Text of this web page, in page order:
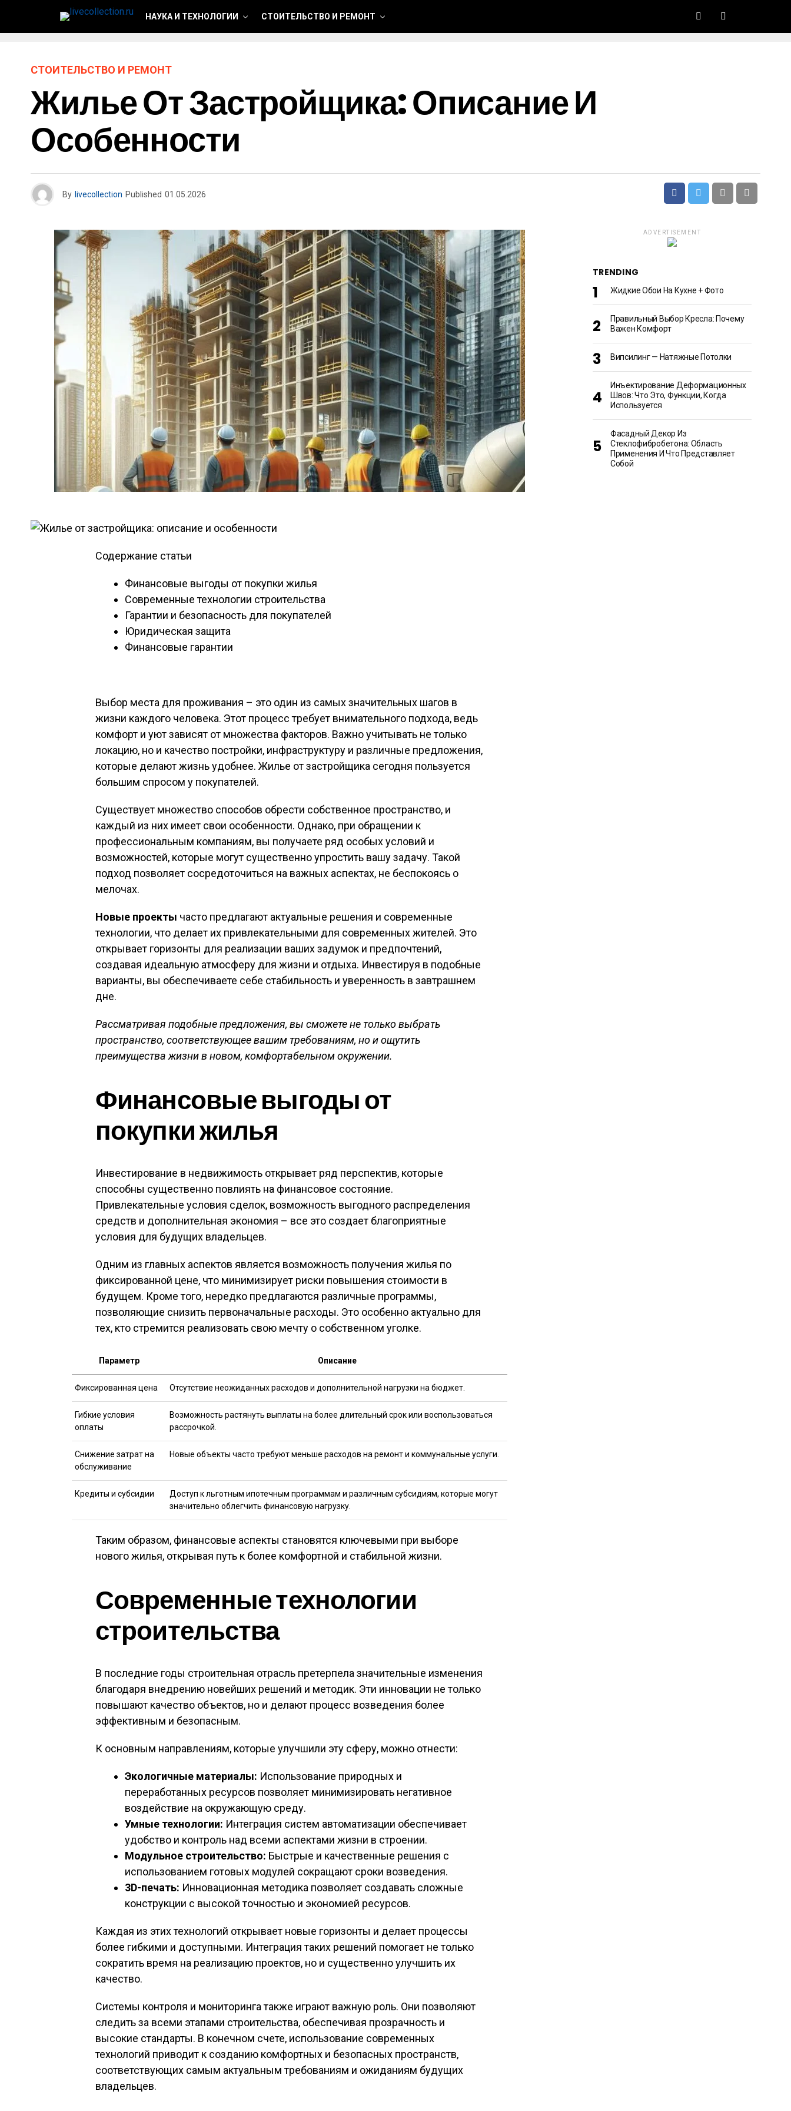
НАУКА И ТЕХНОЛОГИИ СТОИТЕЛЬСТВО И РЕМОНТ
СТОИТЕЛЬСТВО И РЕМОНТ
Жилье От Застройщика: Описание И
Особенности
By livecollection Published 01.05.2026
Содержание статьи
Финансовые выгоды от покупки жилья
Современные технологии строительства
Гарантии и безопасность для покупателей
Юридическая защита
Финансовые гарантии
Выбор места для проживания – это один из самых значительных шагов в
жизни каждого человека. Этот процесс требует внимательного подхода, ведь
комфорт и уют зависят от множества факторов. Важно учитывать не только
локацию, но и качество постройки, инфраструктуру и различные предложения,
которые делают жизнь удобнее. Жилье от застройщика сегодня пользуется
большим спросом у покупателей.
Существует множество способов обрести собственное пространство, и
каждый из них имеет свои особенности. Однако, при обращении к
профессиональным компаниям, вы получаете ряд особых условий и
возможностей, которые могут существенно упростить вашу задачу. Такой
подход позволяет сосредоточиться на важных аспектах, не беспокоясь о
мелочах.
Новые проекты часто предлагают актуальные решения и современные
технологии, что делает их привлекательными для современных жителей. Это
открывает горизонты для реализации ваших задумок и предпочтений,
создавая идеальную атмосферу для жизни и отдыха. Инвестируя в подобные
варианты, вы обеспечиваете себе стабильность и уверенность в завтрашнем
дне.
Рассматривая подобные предложения, вы сможете не только выбрать
пространство, соответствующее вашим требованиям, но и ощутить
преимущества жизни в новом, комфортабельном окружении.
Финансовые выгоды от
покупки жилья
Инвестирование в недвижимость открывает ряд перспектив, которые
способны существенно повлиять на финансовое состояние.
Привлекательные условия сделок, возможность выгодного распределения
средств и дополнительная экономия – все это создает благоприятные
условия для будущих владельцев.
Одним из главных аспектов является возможность получения жилья по
фиксированной цене, что минимизирует риски повышения стоимости в
будущем. Кроме того, нередко предлагаются различные программы,
позволяющие снизить первоначальные расходы. Это особенно актуально для
тех, кто стремится реализовать свою мечту о собственном уголке.
Параметр Описание
Фиксированная цена Отсутствие неожиданных расходов и дополнительной нагрузки на бюджет.
Гибкие условия
оплаты
Возможность растянуть выплаты на более длительный срок или воспользоваться
рассрочкой.
Снижение затрат на
обслуживание
Новые объекты часто требуют меньше расходов на ремонт и коммунальные услуги.
Кредиты и субсидии
Доступ к льготным ипотечным программам и различным субсидиям, которые могут
значительно облегчить финансовую нагрузку.
Таким образом, финансовые аспекты становятся ключевыми при выборе
нового жилья, открывая путь к более комфортной и стабильной жизни.
Современные технологии
строительства
В последние годы строительная отрасль претерпела значительные изменения
благодаря внедрению новейших решений и методик. Эти инновации не только
повышают качество объектов, но и делают процесс возведения более
эффективным и безопасным.
К основным направлениям, которые улучшили эту сферу, можно отнести:
Экологичные материалы: Использование природных и
переработанных ресурсов позволяет минимизировать негативное
воздействие на окружающую среду.
Умные технологии: Интеграция систем автоматизации обеспечивает
удобство и контроль над всеми аспектами жизни в строении.
Модульное строительство: Быстрые и качественные решения с
использованием готовых модулей сокращают сроки возведения.
3D-печать: Инновационная методика позволяет создавать сложные
конструкции с высокой точностью и экономией ресурсов.
Каждая из этих технологий открывает новые горизонты и делает процессы
более гибкими и доступными. Интеграция таких решений помогает не только
сократить время на реализацию проектов, но и существенно улучшить их
качество.
Системы контроля и мониторинга также играют важную роль. Они позволяют
следить за всеми этапами строительства, обеспечивая прозрачность и
высокие стандарты. В конечном счете, использование современных
технологий приводит к созданию комфортных и безопасных пространств,
соответствующих самым актуальным требованиям и ожиданиям будущих
владельцев.
ADVERTISEMENT
TRENDING
Жидкие Обои На Кухне + Фото
Правильный Выбор Кресла: Почему
Важен Комфорт
Випсилинг — Натяжные Потолки
Инъектирование Деформационных
Швов: Что Это, Функции, Когда
Используется
Фасадный Декор Из
Стеклофибробетона: Область
Применения И Что Представляет
Собой